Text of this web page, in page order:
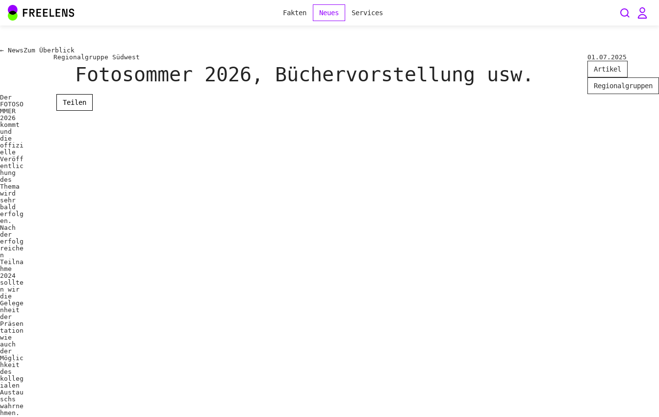
Fakten Neues Services
← NewsZum Überblick
Regionalgruppe Südwest
Fotosommer 2026, Büchervorstellung usw.
01.07.2025
Artikel
Regionalgruppen
Der
FOTOSO
MMER
2026
kommt
und
die
offizi
elle
Veröff
entlic
hung
des
Thema
wird
sehr
bald
erfolg
en.
Nach
der
erfolg
reiche
n
Teilna
hme
2024
sollte
n wir
die
Gelege
nheit
der
Präsen
tation
wie
auch
der
Möglic
hkeit
des
kolleg
ialen
Austau
schs
wahrne
hmen.
Teilen